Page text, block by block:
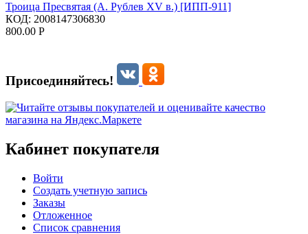
Троица Пресвятая (А. Рублев XV в.) [ИПП-911]
КОД: 2008147306830
800.00 Р
Присоединяйтесь!
Кабинет покупателя
Войти
Создать учетную запись
Заказы
Отложенное
Список сравнения